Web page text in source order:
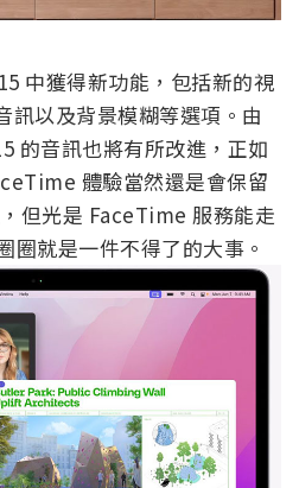
中獲得新功能，包括新的視
訊以及背景模糊等選項。由
的音訊也將有所改進，正如
體驗當然還是會保留
但光是 FaceTime 服務能走
圈就是一件不得了的大事。